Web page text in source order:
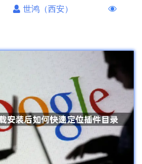
世鸿（西安）